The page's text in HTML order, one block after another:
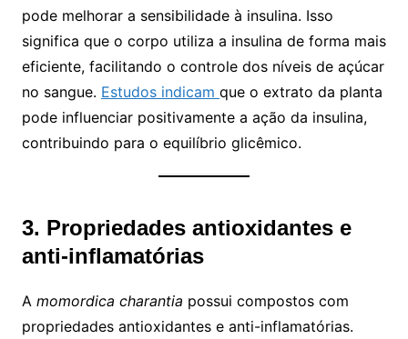
pode melhorar a sensibilidade à insulina. Isso
significa que o corpo utiliza a insulina de forma mais
eficiente, facilitando o controle dos níveis de açúcar
no sangue. Estudos indicam que o extrato da planta
pode influenciar positivamente a ação da insulina,
contribuindo para o equilíbrio glicêmico.
3. Propriedades antioxidantes e
anti-inflamatórias
A momordica charantia possui compostos com
propriedades antioxidantes e anti-inflamatórias.